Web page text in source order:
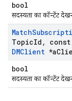
bool
सदस्यता का कॉन्टेंट
Match
TopicId ,
DMClient *a
bool
सदस्यता का कॉन्टेंट